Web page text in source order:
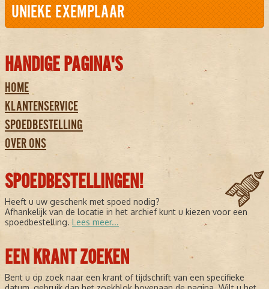
UNIEKE EXEMPLAAR
HANDIGE PAGINA'S
HOME
KLANTENSERVICE
SPOEDBESTELLING
OVER ONS
SPOEDBESTELLINGEN!
Heeft u uw geschenk met spoed nodig?
Afhankelijk van de locatie in het archief kunt u kiezen voor een
spoedbestelling. Lees meer...
EEN KRANT ZOEKEN
Bent u op zoek naar een krant of tijdschrift van een specifieke